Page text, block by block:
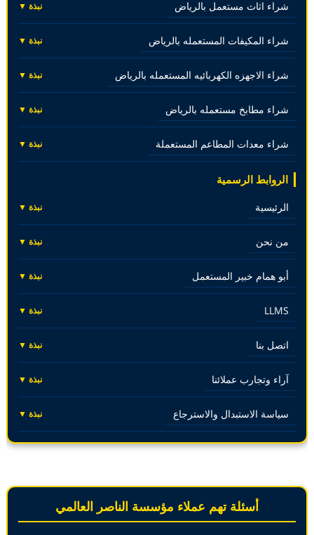
شراء اثاث مستعمل بالرياض نبذة ▼
شراء المكيفات المستعمله بالرياض نبذة ▼
شراء الاجهزه الكهربائيه المستعمله بالرياض نبذة ▼
شراء مطابخ مستعمله بالرياض نبذة ▼
شراء معدات المطاعم المستعملة نبذة ▼
الروابط الرسمية
الرئيسية نبذة ▼
من نحن نبذة ▼
أبو همام خبير المستعمل نبذة ▼
LLMS نبذة ▼
اتصل بنا نبذة ▼
آراء وتجارب عملائنا نبذة ▼
سياسة الاستبدال والاسترجاع نبذة ▼
أسئلة تهم عملاء مؤسسة الناصر العالمي